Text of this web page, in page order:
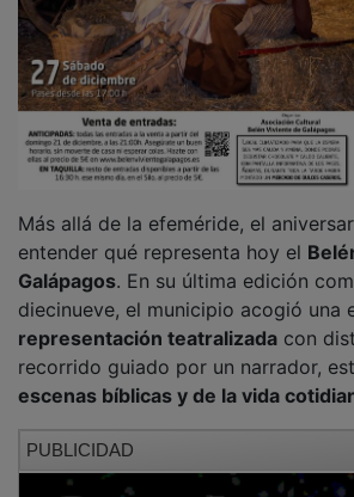
Declarado en2022 Fiesta de
Regional, el Belén articula un
escenas como el pregón, la
sueños de José, el palacio de
posada o la adoración al Niño. Todo
entorno cuidado al detalle y
voluntario, incluso en condiciones
que decaiga la dedicación ni la
PUBLICIDAD